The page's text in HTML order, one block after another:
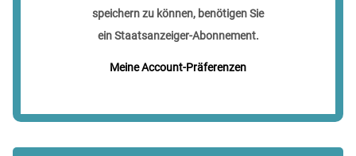
speichern zu können, benötigen Sie
ein Staatsanzeiger-Abonnement.
Meine Account-Präferenzen